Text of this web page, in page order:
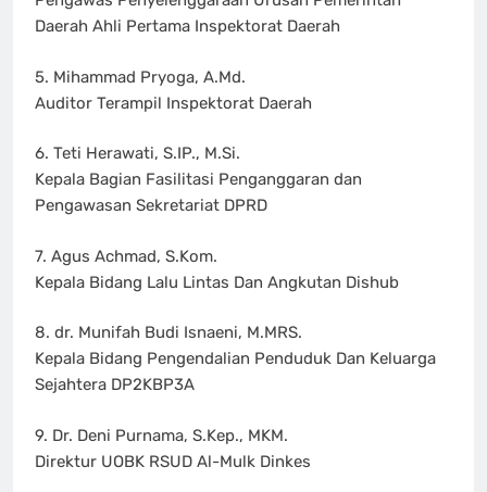
Daerah Ahli Pertama Inspektorat Daerah
5. Mihammad Pryoga, A.Md.
Auditor Terampil Inspektorat Daerah
6. Teti Herawati, S.IP., M.Si.
Kepala Bagian Fasilitasi Penganggaran dan
Pengawasan Sekretariat DPRD
7. Agus Achmad, S.Kom.
Kepala Bidang Lalu Lintas Dan Angkutan Dishub
8. dr. Munifah Budi Isnaeni, M.MRS.
Kepala Bidang Pengendalian Penduduk Dan Keluarga
Sejahtera DP2KBP3A
9. Dr. Deni Purnama, S.Kep., MKM.
Direktur UOBK RSUD Al-Mulk Dinkes